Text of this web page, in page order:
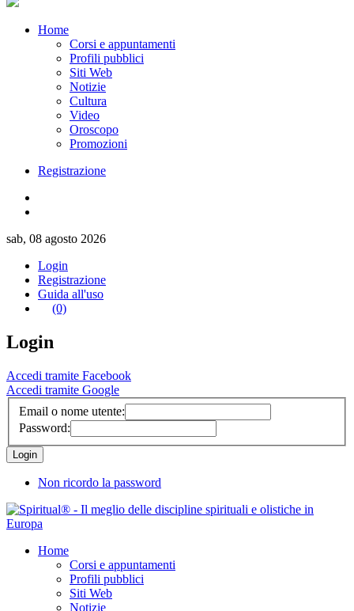
Home
Corsi e appuntamenti
Profili pubblici
Siti Web
Notizie
Cultura
Video
Oroscopo
Promozioni
Registrazione
sab, 08 agosto 2026
Login
Registrazione
Guida all'uso
(0)
Login
Accedi tramite Facebook
Accedi tramite Google
Email o nome utente:
Password:
Non ricordo la password
Home
Corsi e appuntamenti
Profili pubblici
Siti Web
Notizie